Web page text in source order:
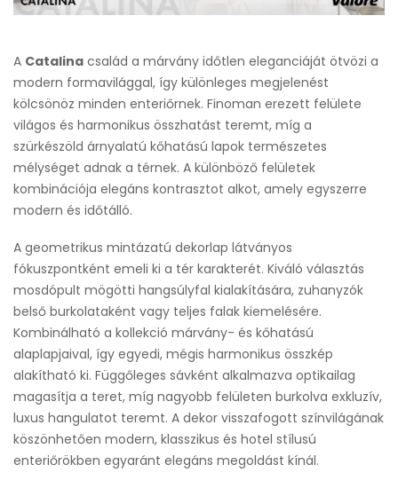
A Catalina család a márvány időtlen eleganciáját ötvözi a
modern formavilággal, így különleges megjelenést
kölcsönöz minden enteriőrnek. Finoman erezett felülete
világos és harmonikus összhatást teremt, míg a
szürkészöld árnyalatú kőhatású lapok természetes
mélységet adnak a térnek. A különböző felületek
kombinációja elegáns kontrasztot alkot, amely egyszerre
modern és időtálló.
A geometrikus mintázatú dekorlap látványos
fókuszpontként emeli ki a tér karakterét. Kiváló választás
mosdópult mögötti hangsúlyfal kialakítására, zuhanyzók
belső burkolataként vagy teljes falak kiemelésére.
Kombinálható a kollekció márvány- és kőhatású
alaplapjaival, így egyedi, mégis harmonikus összkép
alakítható ki. Függőleges sávként alkalmazva optikailag
magasítja a teret, míg nagyobb felületen burkolva exkluzív,
luxus hangulatot teremt. A dekor visszafogott színvilágának
köszönhetően modern, klasszikus és hotel stílusú
enteriőrökben egyaránt elegáns megoldást kínál.